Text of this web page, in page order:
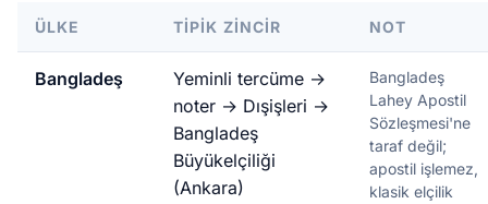
ÜLKE TIPIK ZINCIR NOT
Bangladeş
Yeminli tercüme →
noter → Dışişleri →
Bangladeş
Büyükelçiliği
(Ankara)
Bangladeş
Lahey Apostil
Sözleşmesi'ne
taraf değil;
apostil işlemez,
klasik elçilik